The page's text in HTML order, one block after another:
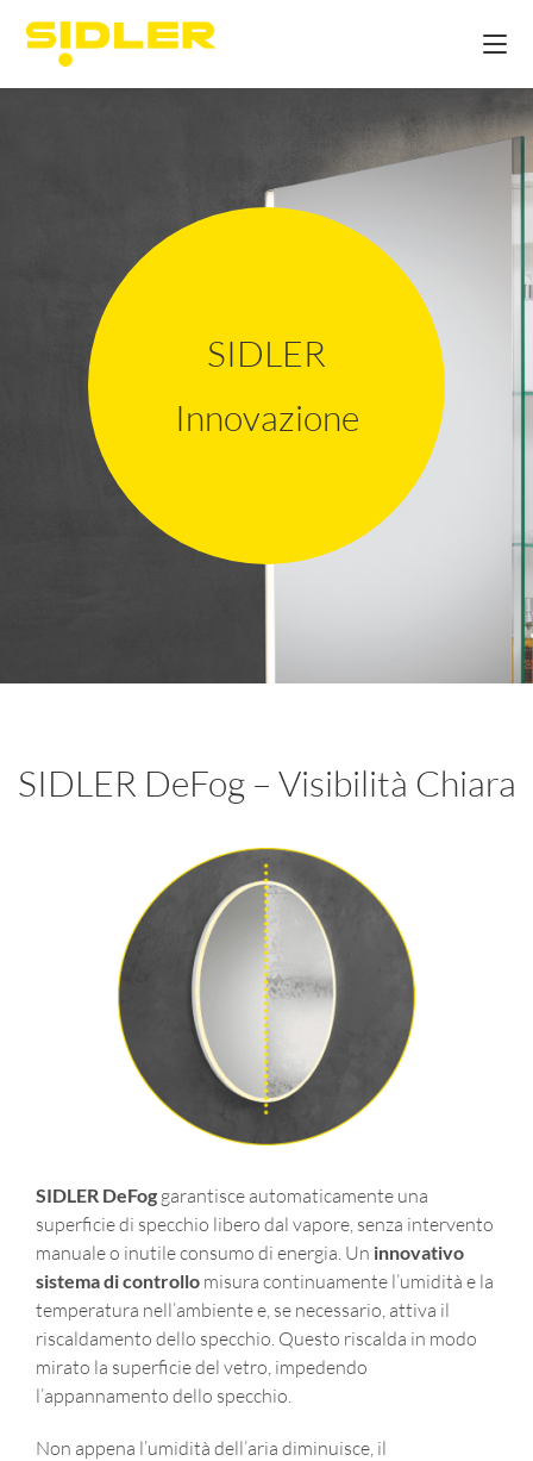
SIDLER
Innovazione
SIDLER DeFog – Visibilità Chiara
SIDLER DeFog garantisce automaticamente una
superficie di specchio libero dal vapore, senza intervento
manuale o inutile consumo di energia. Un innovativo
sistema di controllo misura continuamente l’umidità e la
temperatura nell’ambiente e, se necessario, attiva il
riscaldamento dello specchio. Questo riscalda in modo
mirato la superficie del vetro, impedendo
l’appannamento dello specchio.
Non appena l’umidità dell’aria diminuisce, il